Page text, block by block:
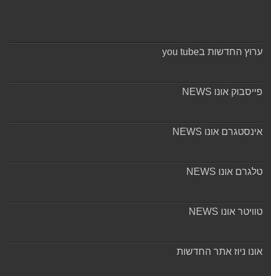
ערוץ החדשות בyou tube
פייסבוק אונו NEWS
אינסטגרם אונו NEWS
טלגרם אונו NEWS
טוויטר אונו NEWS
אונו ניוז אתר החדשות